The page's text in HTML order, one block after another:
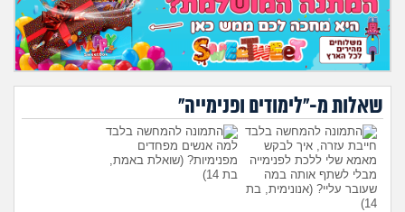
חיות מחמד
יוקר המחיה
שאלות מ-"לימודים ופנימייה"
חייבת עזרה, איך לבקש
מאמא שלי ללכת לפנימייה
מבלי לשתף אותה במה
שעובר עליי? (אנונימית, בת
14)
למה אנשים מפחדים
מפנימיות? (שואלת באמת,
בת 14)